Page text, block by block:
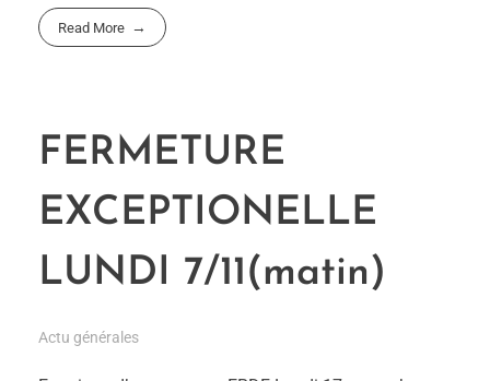
Read More
FERMETURE
EXCEPTIONELLE
LUNDI 7/11(matin)
Actu générales